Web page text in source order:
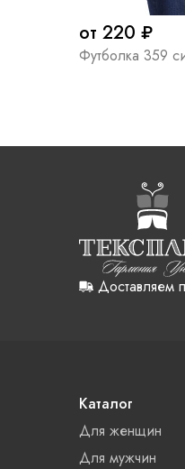
от 220 ₽
Футболка 359
Доставляем
Каталог
Для женщин
Для мужчин